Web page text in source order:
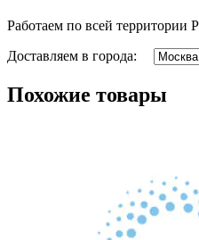
Работаем по всей территории
Доставляем в города:
Похожие товары